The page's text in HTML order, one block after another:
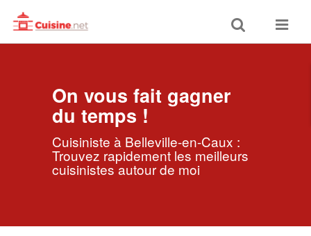
Toggle
search
Toggle
On vous fait gagner
du temps !
Cuisiniste à Belleville-en-Caux :
Trouvez rapidement les meilleurs
cuisinistes autour de moi